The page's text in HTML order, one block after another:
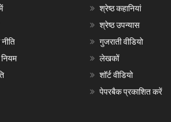
श्रेष्ठ कहानियां
श्रेष्ठ उपन्यास
गुजराती वीडियो
लेखकों
शॉर्ट वीडियो
पेपरबैक प्रकाशित करें